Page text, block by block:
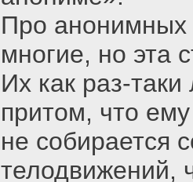
Про анонимных
многие, но эта
Их как раз-
притом, что
не собирается
телодвижений,